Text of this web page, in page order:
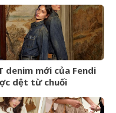
denim mới của Fendi
dệt từ chuối